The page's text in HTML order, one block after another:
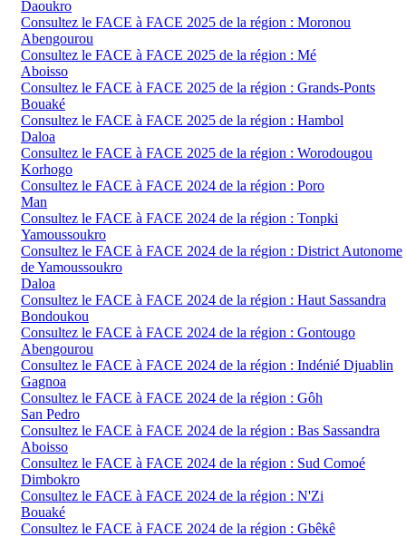
Daoukro
Consultez le FACE à FACE 2025 de la région : Moronou
Abengourou
Consultez le FACE à FACE 2025 de la région : Mé
Aboisso
Consultez le FACE à FACE 2025 de la région : Grands-Ponts
Bouaké
Consultez le FACE à FACE 2025 de la région : Hambol
Daloa
Consultez le FACE à FACE 2025 de la région : Worodougou
Korhogo
Consultez le FACE à FACE 2024 de la région : Poro
Man
Consultez le FACE à FACE 2024 de la région : Tonpki
Yamoussoukro
Consultez le FACE à FACE 2024 de la région : District Autonome
de Yamoussoukro
Daloa
Consultez le FACE à FACE 2024 de la région : Haut Sassandra
Bondoukou
Consultez le FACE à FACE 2024 de la région : Gontougo
Abengourou
Consultez le FACE à FACE 2024 de la région : Indénié Djuablin
Gagnoa
Consultez le FACE à FACE 2024 de la région : Gôh
San Pedro
Consultez le FACE à FACE 2024 de la région : Bas Sassandra
Aboisso
Consultez le FACE à FACE 2024 de la région : Sud Comoé
Dimbokro
Consultez le FACE à FACE 2024 de la région : N'Zi
Bouaké
Consultez le FACE à FACE 2024 de la région : Gbêkê